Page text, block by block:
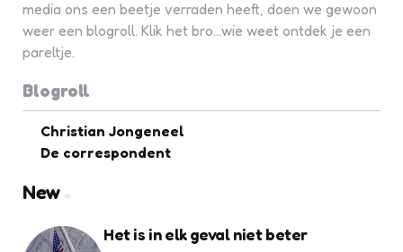
media ons een beetje verraden heeft, doen we gewoon
weer een blogroll. Klik het bro...wie weet ontdek je een
pareltje.
Blogroll
Christian Jongeneel
De correspondent
New
Het is in elk geval niet beter